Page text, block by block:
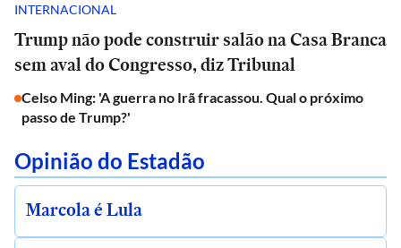
INTERNACIONAL
Trump não pode construir salão na Casa Branca
sem aval do Congresso, diz Tribunal
Celso Ming: 'A guerra no Irã fracassou. Qual o próximo
passo de Trump?'
Opinião do Estadão
Marcola é Lula